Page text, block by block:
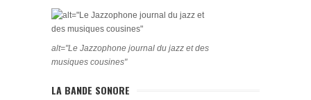
alt="Le Jazzophone journal du jazz et des
musiques cousines"
LA BANDE SONORE